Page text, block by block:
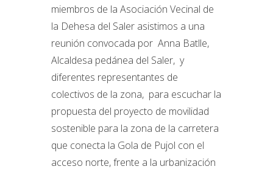
miembros de la Asociación Vecinal de
la Dehesa del Saler asistimos a una
reunión convocada por Anna Batlle,
Alcaldesa pedánea del Saler, y
diferentes representantes de
colectivos de la zona, para escuchar la
propuesta del proyecto de movilidad
sostenible para la zona de la carretera
que conecta la Gola de Pujol con el
acceso norte, frente a la urbanización